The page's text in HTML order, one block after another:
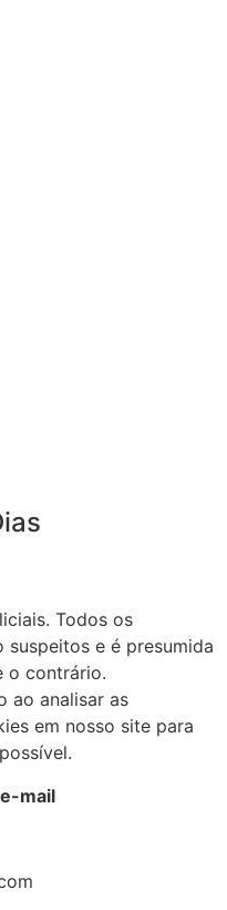
Todos os
e é presumida
o contrário.
ao analisar as
em nosso site para
mail